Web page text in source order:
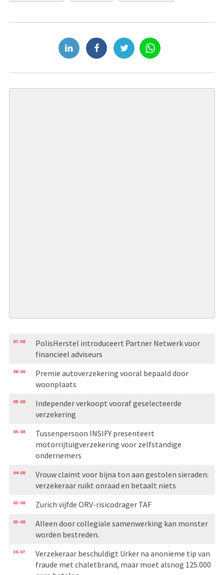
07-08
PolisHerstel introduceert Partner Netwerk voor
financieel adviseurs
06-08
Premie autoverzekering vooral bepaald door
woonplaats
05-08
Independer verkoopt vooraf geselecteerde
verzekering
05-08
Tussenpersoon INSIFY presenteert
motorrijtuigverzekering voor zelfstandige
ondernemers
04-08
Vrouw claimt voor bijna ton aan gestolen sieraden:
verzekeraar ruikt onraad en betaalt niets
03-08 Zurich vijfde ORV-risicodrager TAF
03-08
Alleen door collegiale samenwerking kan monster
worden bestreden.
30-07
Verzekeraar beschuldigt Urker na anonieme tip van
fraude met chaletbrand, maar moet alsnog 125.000